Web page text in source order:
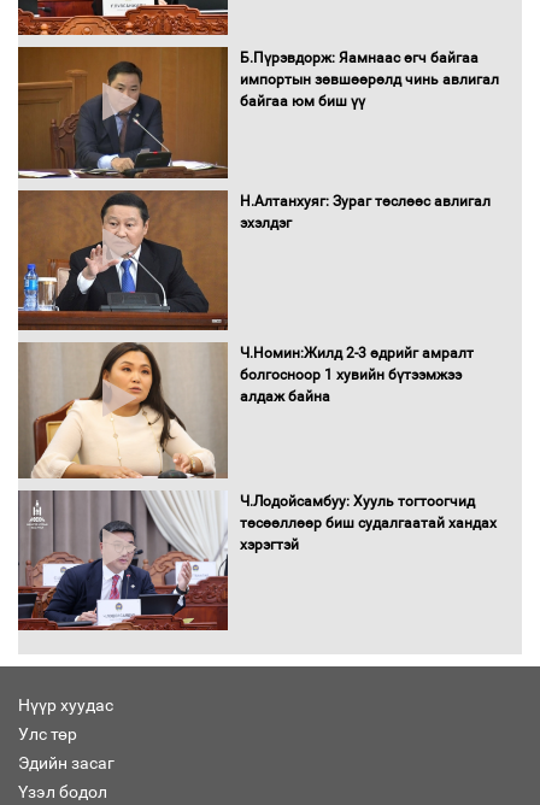
Б.Пүрэвдорж: Яамнаас өгч байгаа
импортын зөвшөөрөлд чинь авлигал
байгаа юм биш үү
Н.Алтанхуяг: Зураг төслөөс авлигал
эхэлдэг
Ч.Номин:Жилд 2-3 өдрийг амралт
болгосноор 1 хувийн бүтээмжээ
алдаж байна
Ч.Лодойсамбуу: Хууль тогтоогчид
төсөөллөөр биш судалгаатай хандах
хэрэгтэй
Нүүр хуудас
Улс төр
Эдийн засаг
Үзэл бодол